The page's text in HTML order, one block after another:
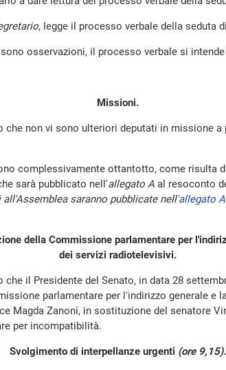
, legge il processo verbale della seduta
osservazioni, il processo verbale si
Missioni.
che non vi sono ulteriori deputati in missione a
complessivamente ottantotto, come risulta
sarà pubblicato nell'allegato A al resoconto
saranno pubblicate nell'allegato A
della Commissione parlamentare per
dei servizi radiotelevisivi.
che il Presidente del Senato, in data 28
parlamentare per l'indirizzo generale e
Magda Zanoni, in sostituzione del senatore
per incompatibilità.
Svolgimento di interpellanze urgenti (ore 9,15).